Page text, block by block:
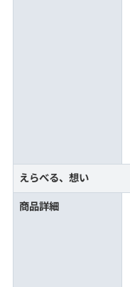
えらべる、想い
商品詳細